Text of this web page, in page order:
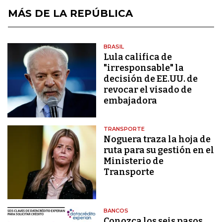
MÁS DE LA REPÚBLICA
BRASIL
Lula califica de
"irresponsable" la
decisión de EE.UU. de
revocar el visado de
embajadora
TRANSPORTE
Noguera traza la hoja de
ruta para su gestión en el
Ministerio de
Transporte
BANCOS